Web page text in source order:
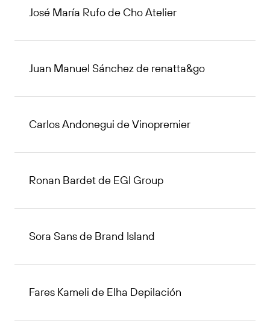
José María Rufo de Cho Atelier
Juan Manuel Sánchez de renatta&go
Carlos Andonegui de Vinopremier
Ronan Bardet de EGI Group
Sora Sans de Brand Island
Fares Kameli de Elha Depilación